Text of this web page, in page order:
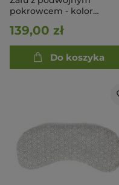
pokrowcem - kolor
139,00 zł
Do koszyka